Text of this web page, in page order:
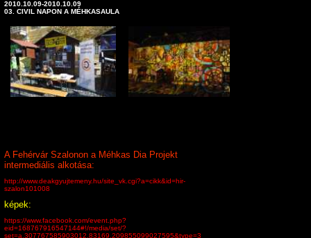
2010.10.09-2010.10.09
03. CIVIL NAPON A MÉHKASAULA
A Fehérvár Szalonon a Méhkas Dia Projekt
intermediális alkotása:
http://www.deakgyujtemeny.hu/site_vk.cgi?a=cikk&id=hir-
szalon101008
képek:
https://www.facebook.com/event.php?
eid=168767916547144#!/media/set/?
set=a.307767585903012.83169.209855099027595&type=3